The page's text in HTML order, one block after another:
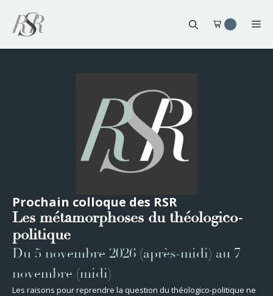
contenu
Prochain colloque des RSR
Les métamorphoses du théologico-
politique
Du 5 novembre 2026 (après-midi) au 7
novembre (midi)
Les raisons pour reprendre la question du théologico-politique ne